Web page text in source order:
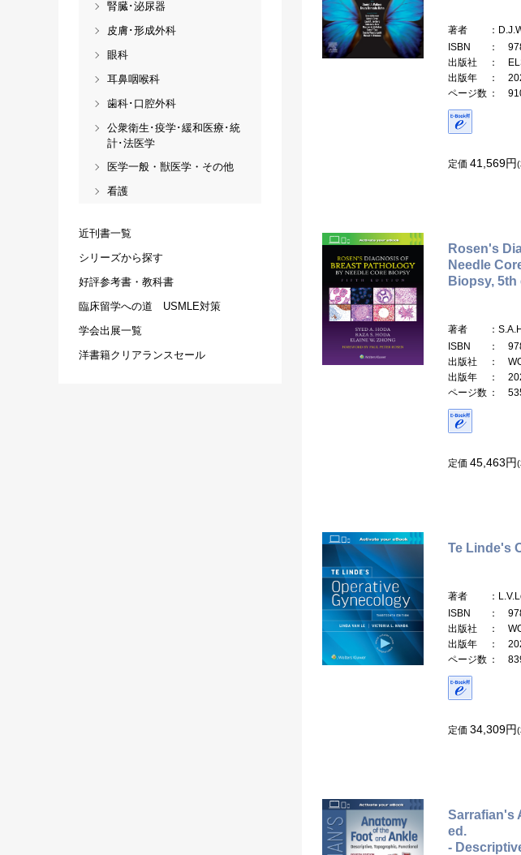
著者
：
ISBN
：
出版社
：
出版年
：
ページ数 ：
定価 41,569円
Rosen's
Needle
Biopsy, 5th
著者
：
ISBN
：
出版社
：
出版年
：
ページ数 ：
定価 45,463円
Te Linde's
著者
：
ISBN
：
出版社
：
出版年
：
ページ数 ：
定価 34,309円
Sarrafian's
ed.
-
腎臓･泌尿器
皮膚･形成外科
眼科
耳鼻咽喉科
歯科･口腔外科
公衆衛生･疫学･緩和医療･統
計･法医学
医学一般・獣医学・その他
看護
近刊書一覧
シリーズから探す
好評参考書・教科書
臨床留学への道 USMLE対策
学会出展一覧
洋書籍クリアランスセール